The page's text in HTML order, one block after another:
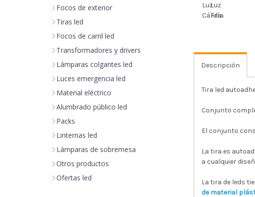
Focos de exterior
Tiras led
Focos de carril led
Transformadores y drivers
Lámparas colgantes led
Luces emergencia led
Material eléctrico
Alumbrado público led
Packs
Linternas led
Lámparas de sobremesa
Otros productos
Ofertas led
Descripción
Tira led
Conjunto
El conjunto
La tira es
a cualquier
La tira de leds
de material